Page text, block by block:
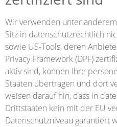
Wir verwenden unter
Sitz in datenschutzrechtlich
sowie US-Tools, deren
Privacy Framework (DPF)
aktiv sind, können Ihre
Staaten übertragen und dort
weisen darauf hin, dass in
Drittstaaten kein mit der EU
Datenschutzniveau garantiert